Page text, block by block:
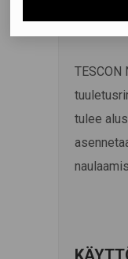
TESCON
tulee